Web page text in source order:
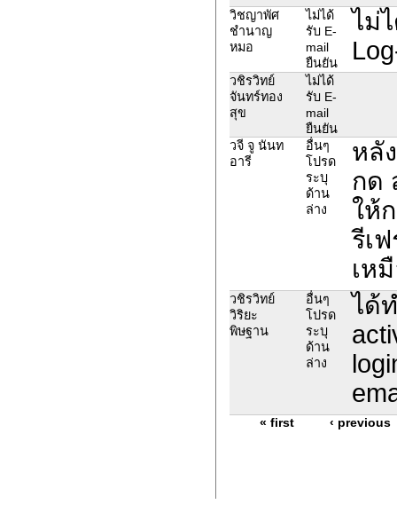
วิชญาพัศ
ชำนาญ
หมอ
ไม่ได้
รับ E-
mail
ยืนยัน
ไม่
วชิรวิทย์
จันทร์ทอง
สุข
ไม่ได้
รับ E-
mail
ยืนยัน
วจี จู นันท
อารี
อื่นๆ
โปรด
ระบุ
ด้าน
ล่าง
หลั
กด
ให้
รีเ
เห
วชิรวิทย์
วิริยะ
พิษฐาน
อื่นๆ
โปรด
ระบุ
ด้าน
ล่าง
ได้
« first ‹ previous